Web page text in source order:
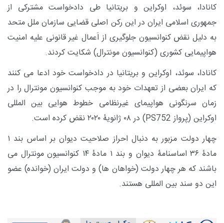
کانادا، سوئد، اوکراین و بریتانیا طی دادخواست مشترکی از
جمهوری اسلامی ایران در این رکن اصلی قضایی سازمان ملل متحد
به دلیل نقض کنوانسیون جلوگیری از اَعمال غیر قانونی علیه امنیت
هواپیمایی کشوری (کنوانسیون مونترال) شکایت کردند.
کانادا، سوئد، اوکراین و بریتانیا در دادخواست خود ادعا می کنند
که ایران بعضی از تعهدات خود به موجب کنوانسیون مونترال را در
زمان سرنگونی هواپیمای غیرنظامی خطوط هوایی بین المللی
اوکراین (پروازPS752) در ۰۸ ژانویۀ ۲۰۲۰ نقض کرده است.
چهار دولت مزبور به دنبال احراز صلاحیت دیوان بر اساس بند ۱
مادۀ ۳۶ اساسنامۀ دیوان و بند ۱ مادۀ ۱۴ کنوانسیون مونترال می
باشند که هر چهار دولت (خواهان ها) و دولت ایران (خوانده) عضو
این دو سند بین المللی هستند.